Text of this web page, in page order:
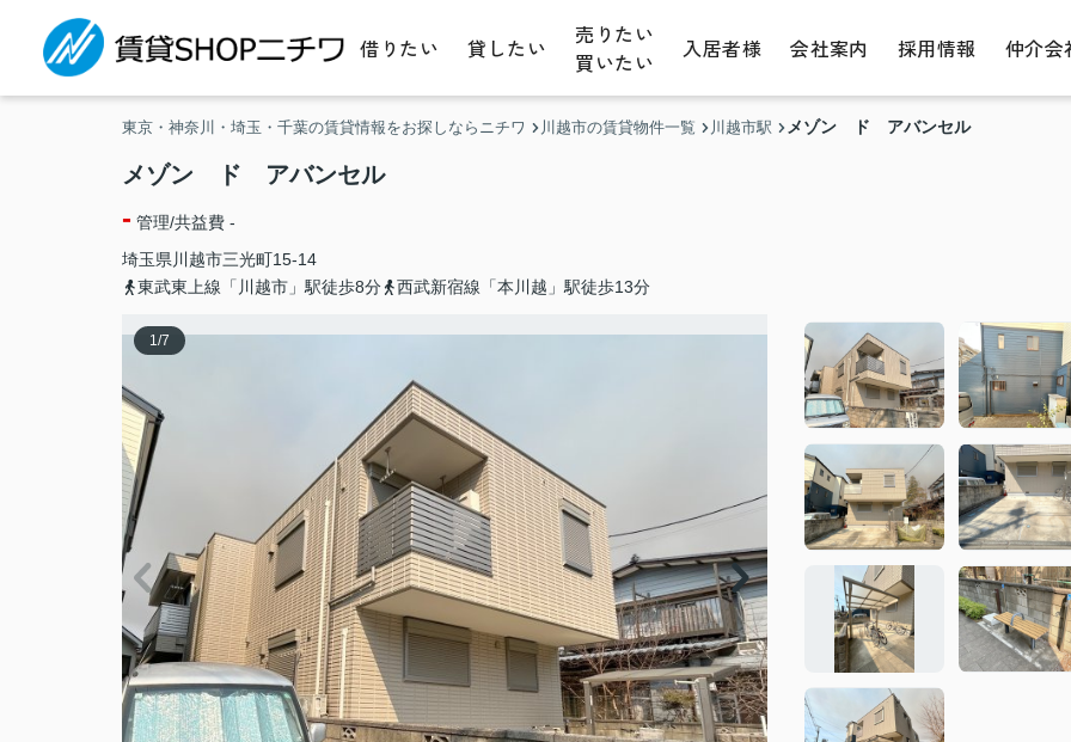
借りたい 貸したい
売りたい
買いたい
入居者様 会社案内 採用情報 仲介会
東京・神奈川・埼玉・千葉の賃貸情報をお探しならニチワ 川越市の賃貸物件一覧 川越市駅 メゾン ド アバンセル
メゾン ド アバンセル
- 管理/共益費 -
埼玉県 川越市三光町15-14
東武東上線「川越市」駅徒歩8分
西武新宿線「本川越」駅徒歩13分
1/7